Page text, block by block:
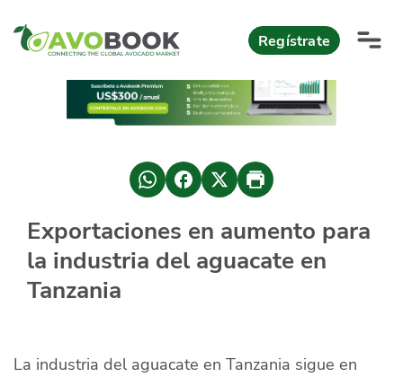
Regístrate
AvoReports
AvoComments
AvoMagazine
Iniciar Sesión
Exportaciones en aumento para
la industria del aguacate en
Tanzania
La industria del aguacate en Tanzania sigue en